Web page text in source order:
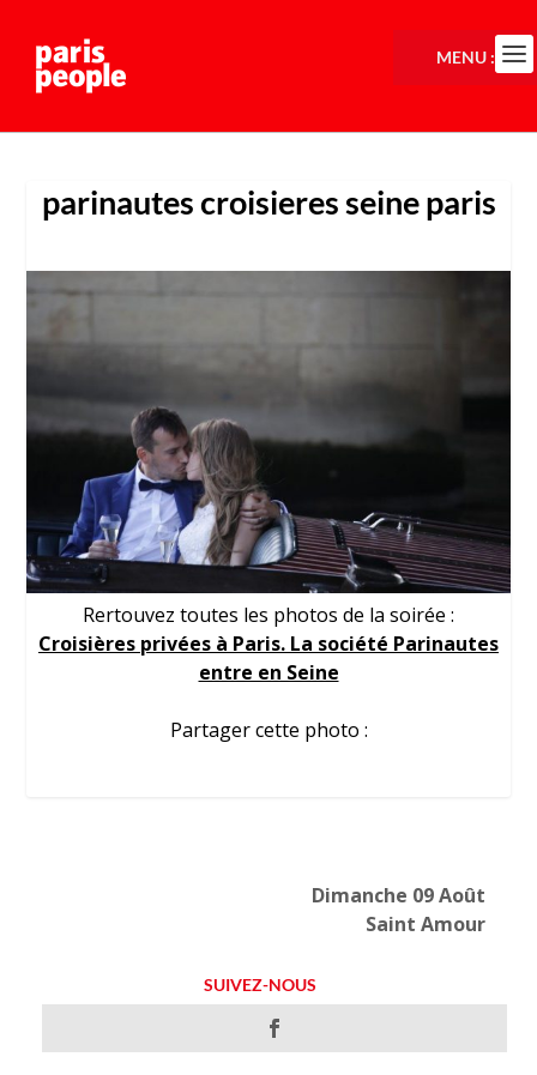
parinautes croisieres seine paris
Rertouvez toutes les photos de la soirée :
Croisières privées à Paris. La société Parinautes
entre en Seine
Partager cette photo :
Dimanche 09 Août
Saint Amour
SUIVEZ-NOUS
MENU :